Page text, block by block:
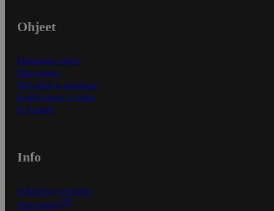
Ohjeet
Ensitilaajan ohjeet
Näin maksat
Näin tilaat ja muokkaat
Kaikki ohjeet ja vinkit
In English
Info
S-Business yrityksille
Oiva-raportit